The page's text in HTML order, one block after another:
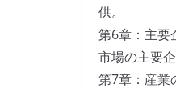
供。
第6章：主要
市場の主要
第7章：産業